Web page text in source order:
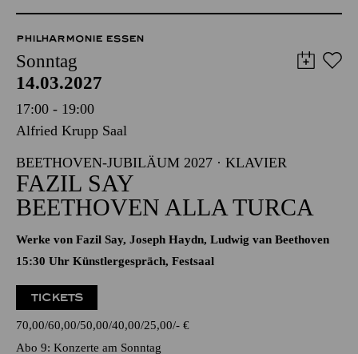
12,00€
PHILHARMONIE ESSEN
Sonntag
14.03.2027
17:00 - 19:00
Alfried Krupp Saal
BEETHOVEN-JUBILÄUM 2027 · KLAVIER
FAZIL SAY
BEETHOVEN ALLA TURCA
Werke von Fazil Say, Joseph Haydn, Ludwig van Beethoven
15:30 Uhr Künstlergespräch, Festsaal
TICKETS